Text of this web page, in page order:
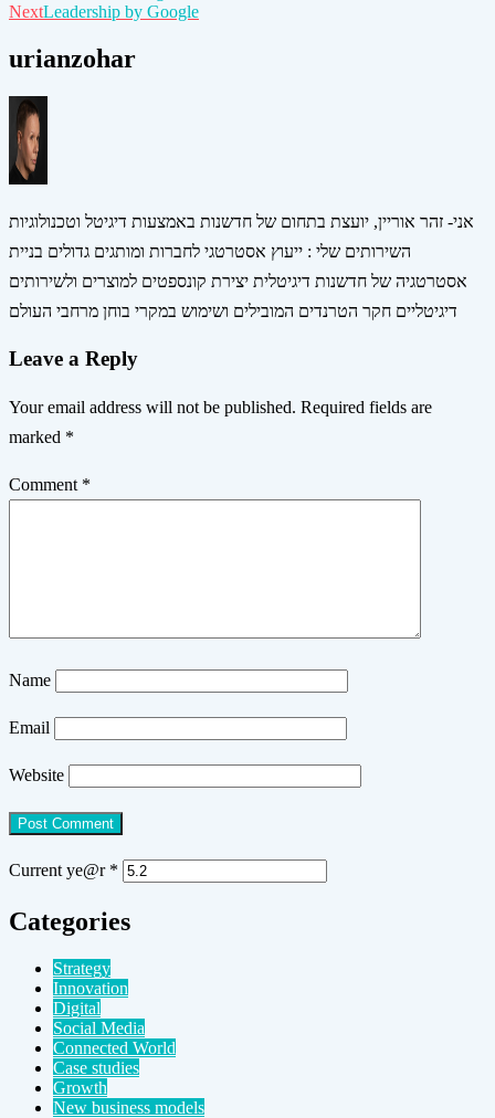
navigation
NextLeadership by Google
urianzohar
אני- זהר אוריין, יועצת בתחום של חדשנות באמצעות דיגיטל וטכנולוגיות
השירותים שלי : ייעוץ אסטרטגי לחברות ומותגים גדולים בניית
אסטרטגיה של חדשנות דיגיטלית יצירת קונספטים למוצרים ולשירותים
דיגיטליים חקר הטרנדים המובילים ושימוש במקרי בוחן מרחבי העולם
Leave a Reply
Your email address will not be published. Required fields are
marked *
Comment *
Name
Email
Website
Current ye@r *
Categories
Strategy
Innovation
Digital
Social Media
Connected World
Case studies
Growth
New business models